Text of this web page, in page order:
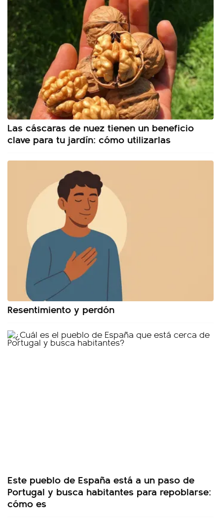
Las cáscaras de nuez tienen un beneficio
clave para tu jardín: cómo utilizarlas
Resentimiento y perdón
Este pueblo de España está a un paso de
Portugal y busca habitantes para repoblarse:
cómo es